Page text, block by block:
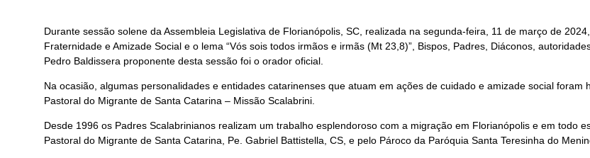
Durante sessão solene da Assembleia Legislativa de Florianópolis, SC, realizada na segunda-feira, 11 de março de
Fraternidade e Amizade Social e o lema “Vós sois todos irmãos e irmãs (Mt 23,8)”, Bispos, Padres, Diáconos,
Pedro Baldissera proponente desta sessão foi o orador oficial.
Na ocasião, algumas personalidades e entidades catarinenses que atuam em ações de cuidado e amizade social
Pastoral do Migrante de Santa Catarina – Missão Scalabrini.
Desde 1996 os Padres Scalabrinianos realizam um trabalho esplendoroso com a migração em Florianópolis e em todo
Pastoral do Migrante de Santa Catarina, Pe. Gabriel Battistella, CS, e pelo Pároco da Paróquia Santa Teresinha do